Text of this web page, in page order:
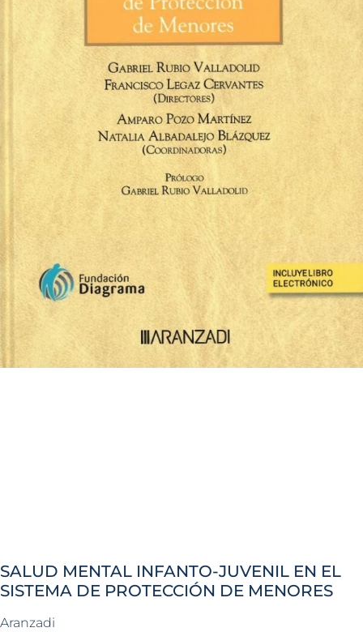
SALUD MENTAL INFANTO-JUVENIL EN EL
SISTEMA DE PROTECCIÓN DE MENORES
Aranzadi